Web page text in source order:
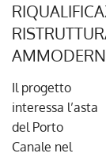
Il progetto
interessa l’asta
del Porto
Canale nel